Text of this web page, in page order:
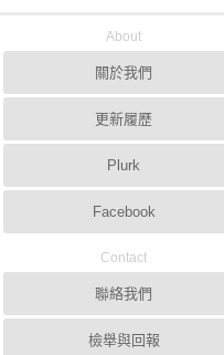
About
關於我們
更新履歷
Plurk
Facebook
Contact
聯絡我們
檢舉與回報